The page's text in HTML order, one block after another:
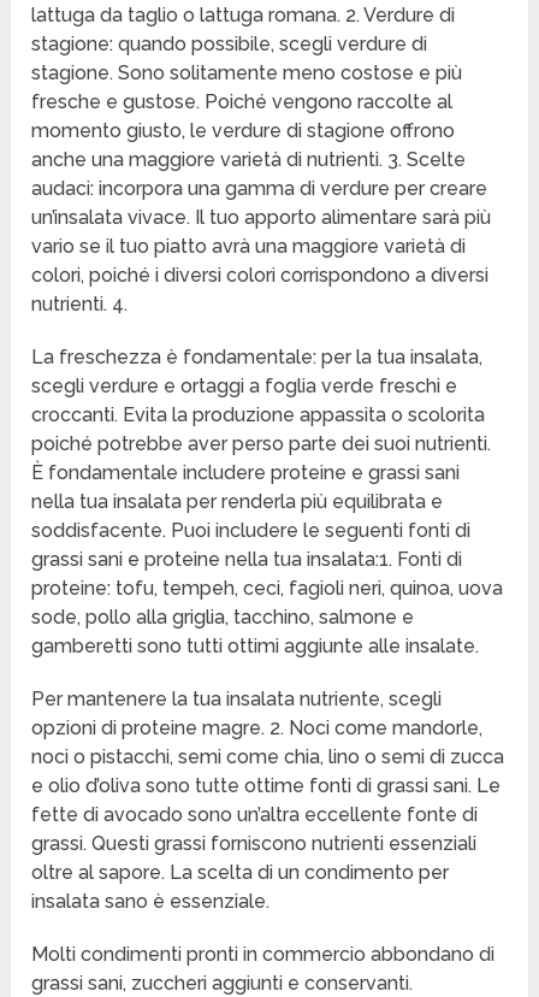
lattuga da taglio o lattuga romana. 2. Verdure di
stagione: quando possibile, scegli verdure di
stagione. Sono solitamente meno costose e più
fresche e gustose. Poiché vengono raccolte al
momento giusto, le verdure di stagione offrono
anche una maggiore varietà di nutrienti. 3. Scelte
audaci: incorpora una gamma di verdure per creare
un’insalata vivace. Il tuo apporto alimentare sarà più
vario se il tuo piatto avrà una maggiore varietà di
colori, poiché i diversi colori corrispondono a diversi
nutrienti. 4.
La freschezza è fondamentale: per la tua insalata,
scegli verdure e ortaggi a foglia verde freschi e
croccanti. Evita la produzione appassita o scolorita
poiché potrebbe aver perso parte dei suoi nutrienti.
È fondamentale includere proteine e grassi sani
nella tua insalata per renderla più equilibrata e
soddisfacente. Puoi includere le seguenti fonti di
grassi sani e proteine nella tua insalata:1. Fonti di
proteine: tofu, tempeh, ceci, fagioli neri, quinoa, uova
sode, pollo alla griglia, tacchino, salmone e
gamberetti sono tutti ottimi aggiunte alle insalate.
Per mantenere la tua insalata nutriente, scegli
opzioni di proteine magre. 2. Noci come mandorle,
noci o pistacchi, semi come chia, lino o semi di zucca
e olio d’oliva sono tutte ottime fonti di grassi sani. Le
fette di avocado sono un’altra eccellente fonte di
grassi. Questi grassi forniscono nutrienti essenziali
oltre al sapore. La scelta di un condimento per
insalata sano è essenziale.
Molti condimenti pronti in commercio abbondano di
grassi sani, zuccheri aggiunti e conservanti.